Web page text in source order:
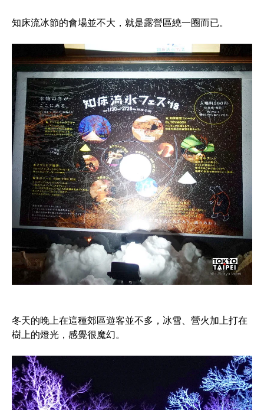
知床流冰節的會場並不大，就是露營區繞一圈而已。
冬天的晚上在這種郊區遊客並不多，冰雪、營火加上打在
樹上的燈光，感覺很魔幻。